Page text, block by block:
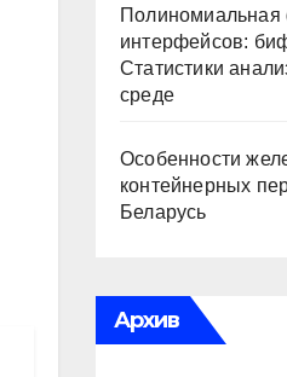
интерфейсов:
Статистики
среде
Особенности
контейнерных
Беларусь
Архив